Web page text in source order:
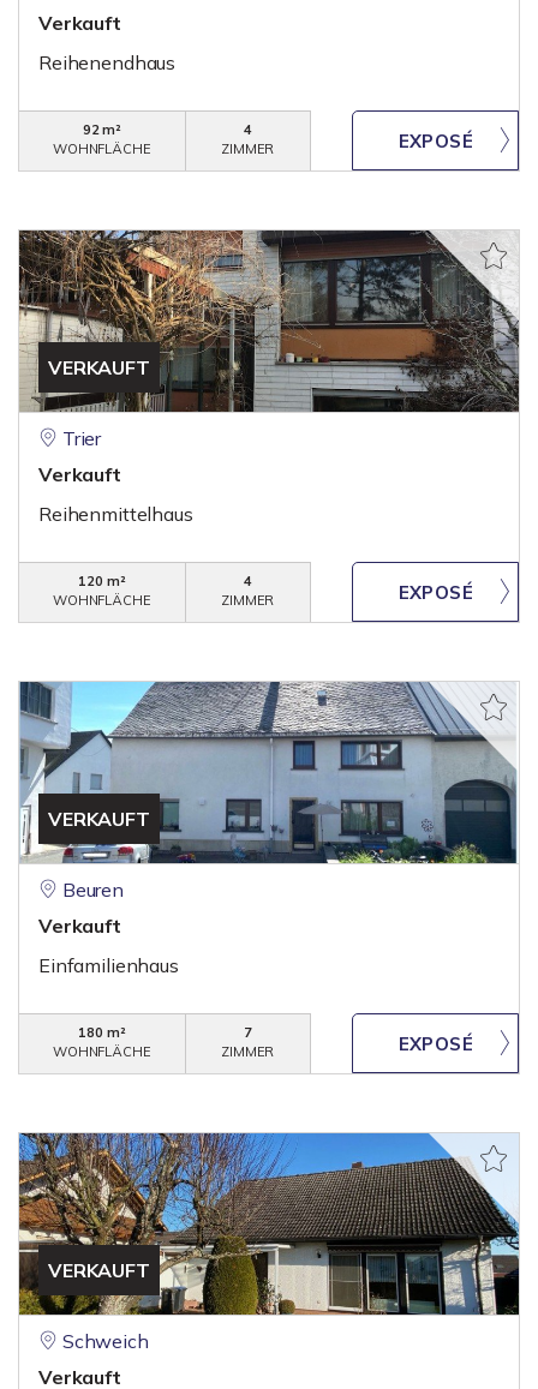
Verkauft
Reihenendhaus
92 m²
WOHNFLÄCHE
4
ZIMMER
VERKAUFT
Trier
Verkauft
Reihenmittelhaus
120 m²
WOHNFLÄCHE
4
ZIMMER
VERKAUFT
Beuren
Verkauft
Einfamilienhaus
180 m²
WOHNFLÄCHE
7
ZIMMER
VERKAUFT
Schweich
Verkauft